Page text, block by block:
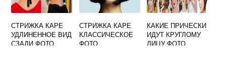
СТРИЖКА КАРЕ
УДЛИНЕННОЕ ВИД
СЗАДИ ФОТО
СТРИЖКА КАРЕ
КЛАССИЧЕСКОЕ
ФОТО
КАКИЕ ПРИЧЕСКИ
ИДУТ КРУГЛОМУ
ЛИЦУ ФОТО